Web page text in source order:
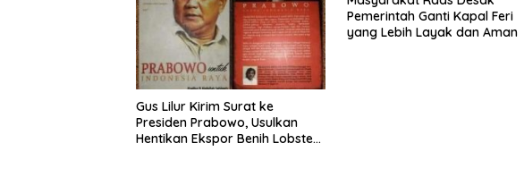
Gus Lilur Kirim Surat ke
Presiden Prabowo, Usulkan
Hentikan Ekspor Benih Lobster
Pemerintah Ganti Kapal Feri
yang Lebih Layak dan Aman